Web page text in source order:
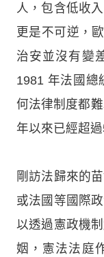
人，包含低收
更是不可逆，
治安並沒有變
1981 年法國總
何法律制度都
年以來已經超
剛訪法歸來的
或法國等國際
以透過憲政機
姻，憲法法庭